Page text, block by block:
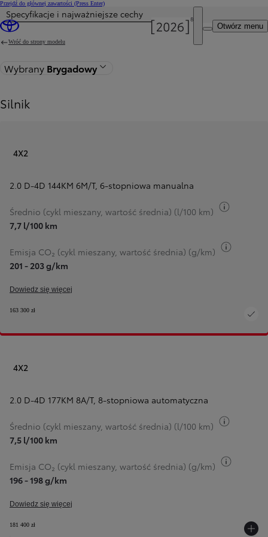
Przejdź do głównej zawartości (Press Enter)
Otwórz menu
Specyfikacje i najważniejsze cechy
Wróć do strony modelu
Wybrany Brygadowy
Silnik
4X2
2.0 D-4D 144KM 6M/T, 6-stopniowa manualna
Średnio (cykl mieszany, wartość średnia) (l/100 km)
7,7 l/100 km
Emisja CO₂ (cykl mieszany, wartość średnia) (g/km)
201 - 203 g/km
Dowiedz się więcej
163 300 zł
4X2
2.0 D-4D 177KM 8A/T, 8-stopniowa automatyczna
Średnio (cykl mieszany, wartość średnia) (l/100 km)
7,5 l/100 km
Emisja CO₂ (cykl mieszany, wartość średnia) (g/km)
196 - 198 g/km
Dowiedz się więcej
181 400 zł